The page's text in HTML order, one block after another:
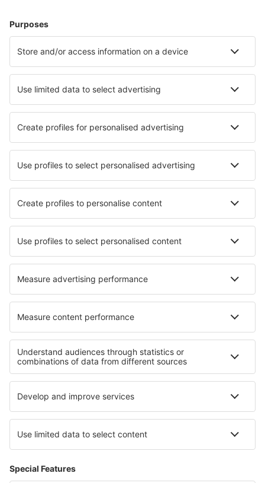
Vliegtickets
Verblijf
Vlucht+hotel
Hotels
Transfers
Attracties
Luchtvaartmaatschappijen
Brussels Airlines
Ryanair
Wizz Air
Tui Fly
Transavia
Over eSky
Algemene voorwaarden
Mijn boekingen
Privacykennisgeving
Ondersteuning en contact
Privacy
Landen